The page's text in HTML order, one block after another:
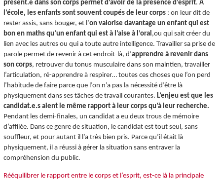
présent.e dans son corps permet d’avoir de la présence d’esprit. A
l’école, les enfants sont souvent coupés de leur corps : on leur dit de
rester assis, sans bouger, et l’on valorise davantage un enfant qui est
bon en maths qu’un enfant qui est à l’aise à l’oral,ou qui sait créer du
lien avec les autres ou qui a toute autre intelligence. Travailler sa prise de
parole permet de revenir à cet endroit-là, d’apprendre à revenir dans
son corps, retrouver du tonus musculaire dans son maintien, travailler
l’articulation, ré-apprendre à respirer… toutes ces choses que l’on perd
l’habitude de faire parce que l’on n’a pas la nécessité d’être là
physiquement dans ses tâches de travail courantes. L’enjeu est que les
candidat.e.s aient le même rapport à leur corps qu’à leur recherche.
Pendant les demi-finales, un candidat a eu deux trous de mémoire
d’affilée. Dans ce genre de situation, le candidat est tout seul, sans
souffleur, et pour autant il l’a très bien pris. Parce qu’il était là
physiquement, il a réussi à gérer la situation sans entraver la
compréhension du public.
Rééquilibrer le rapport entre le corps et l’esprit, est-ce là la principale